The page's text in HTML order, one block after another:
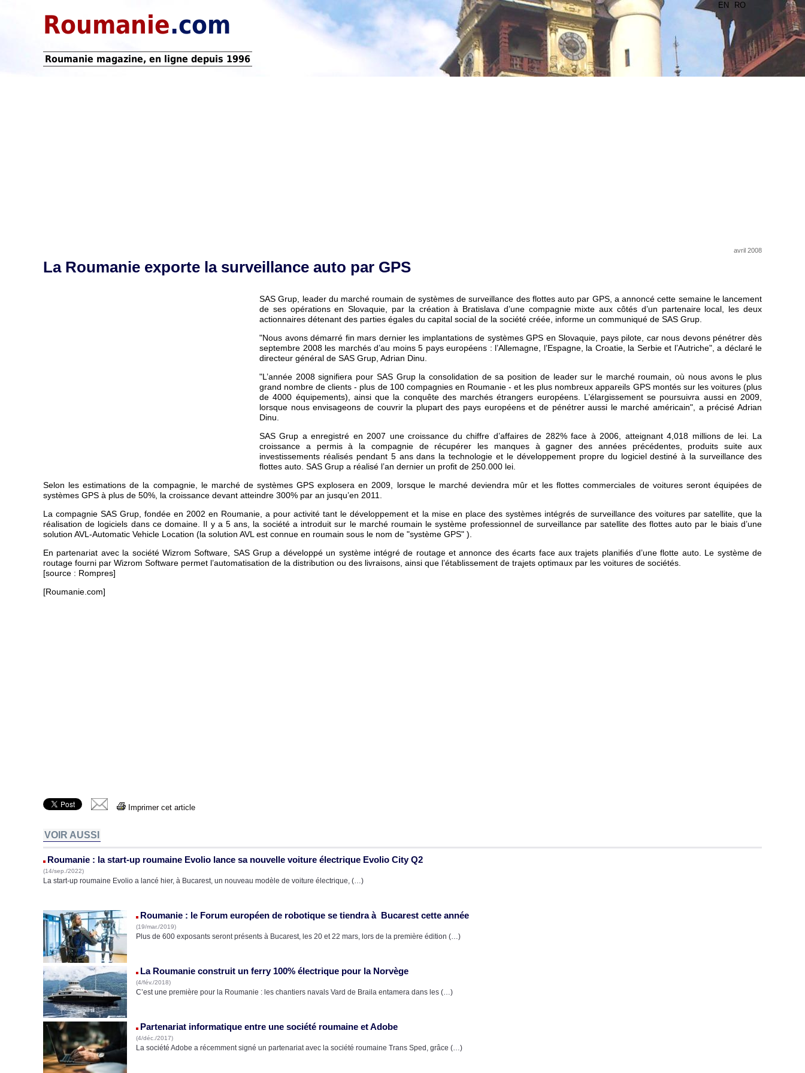
EN RO
Roumanie.com
Roumanie magazine, en ligne depuis 1996
avril 2008
La Roumanie exporte la surveillance auto par GPS
SAS Grup, leader du marché roumain de systèmes de surveillance des flottes auto par GPS, a annoncé cette semaine le lancement
de ses opérations en Slovaquie, par la création à Bratislava d’une compagnie mixte aux côtés d’un partenaire local, les deux
actionnaires détenant des parties égales du capital social de la société créée, informe un communiqué de SAS Grup.
"Nous avons démarré fin mars dernier les implantations de systèmes GPS en Slovaquie, pays pilote, car nous devons pénétrer dès
septembre 2008 les marchés d’au moins 5 pays européens : l’Allemagne, l’Espagne, la Croatie, la Serbie et l’Autriche", a déclaré le
directeur général de SAS Grup, Adrian Dinu.
"L’année 2008 signifiera pour SAS Grup la consolidation de sa position de leader sur le marché roumain, où nous avons le plus
grand nombre de clients - plus de 100 compagnies en Roumanie - et les plus nombreux appareils GPS montés sur les voitures (plus
de 4000 équipements), ainsi que la conquête des marchés étrangers européens. L’élargissement se poursuivra aussi en 2009,
lorsque nous envisageons de couvrir la plupart des pays européens et de pénétrer aussi le marché américain", a précisé Adrian
Dinu.
SAS Grup a enregistré en 2007 une croissance du chiffre d’affaires de 282% face à 2006, atteignant 4,018 millions de lei. La
croissance a permis à la compagnie de récupérer les manques à gagner des années précédentes, produits suite aux
investissements réalisés pendant 5 ans dans la technologie et le développement propre du logiciel destiné à la surveillance des
flottes auto. SAS Grup a réalisé l’an dernier un profit de 250.000 lei.
Selon les estimations de la compagnie, le marché de systèmes GPS explosera en 2009, lorsque le marché deviendra mûr et les flottes commerciales de voitures seront équipées de
systèmes GPS à plus de 50%, la croissance devant atteindre 300% par an jusqu’en 2011.
La compagnie SAS Grup, fondée en 2002 en Roumanie, a pour activité tant le développement et la mise en place des systèmes intégrés de surveillance des voitures par satellite, que la
réalisation de logiciels dans ce domaine. Il y a 5 ans, la société a introduit sur le marché roumain le système professionnel de surveillance par satellite des flottes auto par le biais d’une
solution AVL-Automatic Vehicle Location (la solution AVL est connue en roumain sous le nom de "système GPS" ).
En partenariat avec la société Wizrom Software, SAS Grup a développé un système intégré de routage et annonce des écarts face aux trajets planifiés d’une flotte auto. Le système de
routage fourni par Wizrom Software permet l’automatisation de la distribution ou des livraisons, ainsi que l’établissement de trajets optimaux par les voitures de sociétés.
[source : Rompres]
[Roumanie.com]
Imprimer cet article
VOIR AUSSI
Roumanie : la start-up roumaine Evolio lance sa nouvelle voiture électrique Evolio City Q2
(14/sep./2022)
La start-up roumaine Evolio a lancé hier, à Bucarest, un nouveau modèle de voiture électrique, (…)
Roumanie : le Forum européen de robotique se tiendra à Bucarest cette année
(19/mar./2019)
Plus de 600 exposants seront présents à Bucarest, les 20 et 22 mars, lors de la première édition (…)
La Roumanie construit un ferry 100% électrique pour la Norvège
(4/fév./2018)
C’est une première pour la Roumanie : les chantiers navals Vard de Braila entamera dans les (…)
Partenariat informatique entre une société roumaine et Adobe
(4/déc./2017)
La société Adobe a récemment signé un partenariat avec la société roumaine Trans Sped, grâce (…)